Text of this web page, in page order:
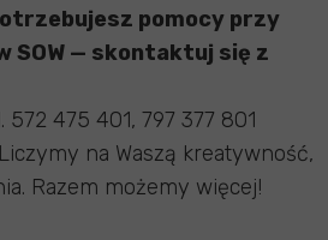
pomocy przy
SOW — skontaktuj się z
572 475 401, 797 377 801
na Waszą kreatywność,
Razem możemy więcej!